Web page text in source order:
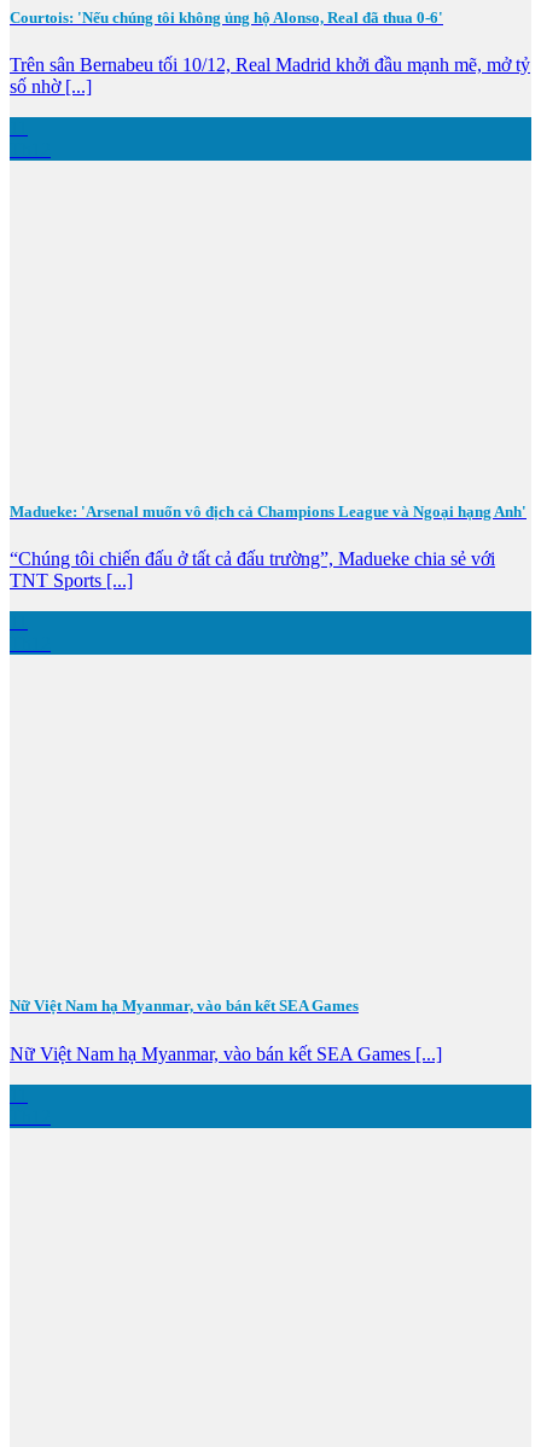
Courtois: 'Nếu chúng tôi không ủng hộ Alonso, Real đã thua 0-6'
Trên sân Bernabeu tối 10/12, Real Madrid khởi đầu mạnh mẽ, mở tỷ
số nhờ [...]
Madueke: 'Arsenal muốn vô địch cả Champions League và Ngoại hạng Anh'
“Chúng tôi chiến đấu ở tất cả đấu trường”, Madueke chia sẻ với
TNT Sports [...]
Nữ Việt Nam hạ Myanmar, vào bán kết SEA Games
Nữ Việt Nam hạ Myanmar, vào bán kết SEA Games [...]